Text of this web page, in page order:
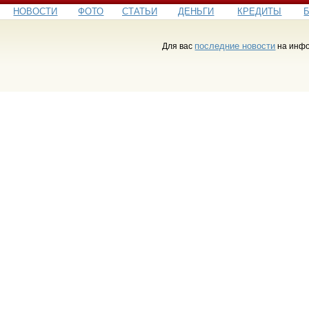
НОВОСТИ ФОТО СТАТЬИ ДЕНЬГИ КРЕДИТЫ
Для вас последние новости на